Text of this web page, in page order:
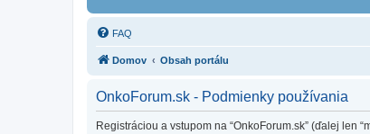
FAQ
Domov Obsah portálu
OnkoForum.sk - Podmienky používania
Registráciou a vstupom na “OnkoForum.sk” (ďalej len